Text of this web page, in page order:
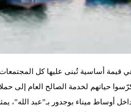
أساسية تُبنى عليها كل المجتمعات
حياتهم لخدمة الصالح العام إلى
أوساط ميناء بوجدور بـ”عبد الله”،